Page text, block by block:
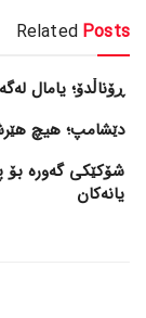
Related Posts
ڕۆناڵدۆ؛ یامال
دێشامپ؛ هیچ
شۆکێکی گەورە بۆ
یانەکان